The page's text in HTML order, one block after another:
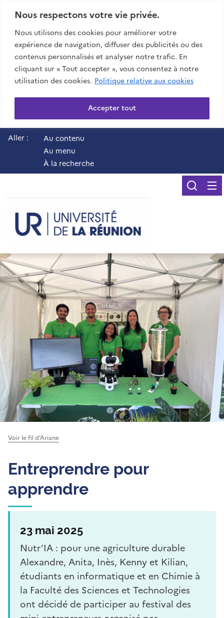
Nous respectons votre vie privée.
Nous utilisons des cookies pour améliorer votre
expérience de navigation, diffuser des publicités ou des
contenus personnalisés et analyser notre trafic. En
cliquant sur « Tout accepter », vous consentez à notre
utilisation des cookies. Politique relative aux cookies
Accepter tout
Aller :
Au contenu
Au menu
À la recherche
Voir le fil d’Ariane
Entreprendre pour
apprendre
23 mai 2025
Nutr’IA : pour une agriculture durable
Alexandre, Anita, Inès, Kenny et Kilian,
étudiants en informatique et en Chimie à
la Faculté des Sciences et Technologies
ont décidé de participer au festival des